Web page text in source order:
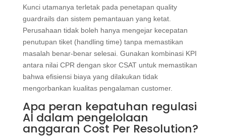
Kunci utamanya terletak pada penetapan quality
guardrails dan sistem pemantauan yang ketat.
Perusahaan tidak boleh hanya mengejar kecepatan
penutupan tiket (handling time) tanpa memastikan
masalah benar-benar selesai. Gunakan kombinasi KPI
antara nilai CPR dengan skor CSAT untuk memastikan
bahwa efisiensi biaya yang dilakukan tidak
mengorbankan kualitas pengalaman customer.
Apa peran kepatuhan regulasi
AI dalam pengelolaan
anggaran Cost Per Resolution?